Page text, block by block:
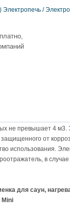
Электропечь /
не превышает 4 м3.
от
использования.
в
для саун,
Mini